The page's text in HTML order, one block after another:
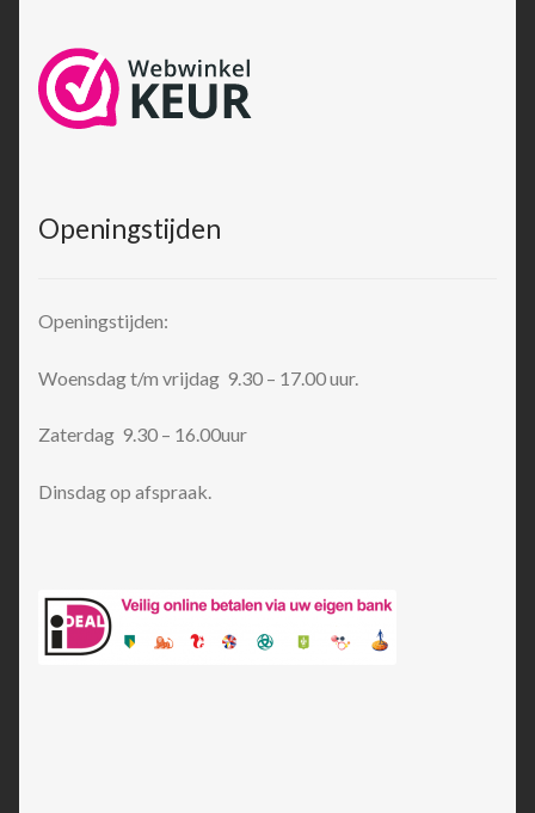
Openingstijden
Openingstijden:
Woensdag t/m vrijdag 9.30 – 17.00 uur.
Zaterdag 9.30 – 16.00uur
Dinsdag op afspraak.